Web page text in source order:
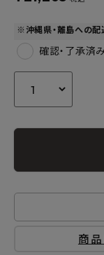
メルマガ登録
特定商取引法につい
※沖縄県・離島への配
確認・了承済
商